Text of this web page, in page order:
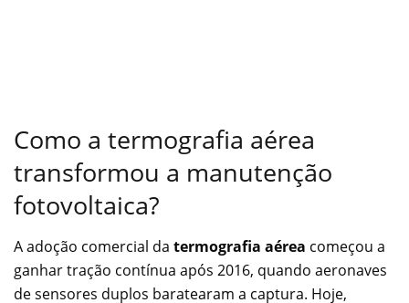
Como a termografia aérea
transformou a manutenção
fotovoltaica?
A adoção comercial da termografia aérea começou a
ganhar tração contínua após 2016, quando aeronaves
de sensores duplos baratearam a captura. Hoje,